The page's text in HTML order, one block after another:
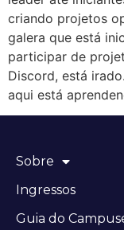
criando projetos
galera que está
participar de
Discord, está
aqui está
Sobre
Ingressos
Guia do